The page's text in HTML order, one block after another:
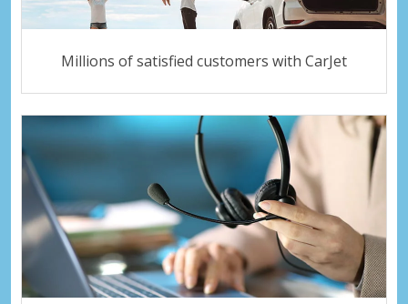
Millions of satisfied customers with CarJet